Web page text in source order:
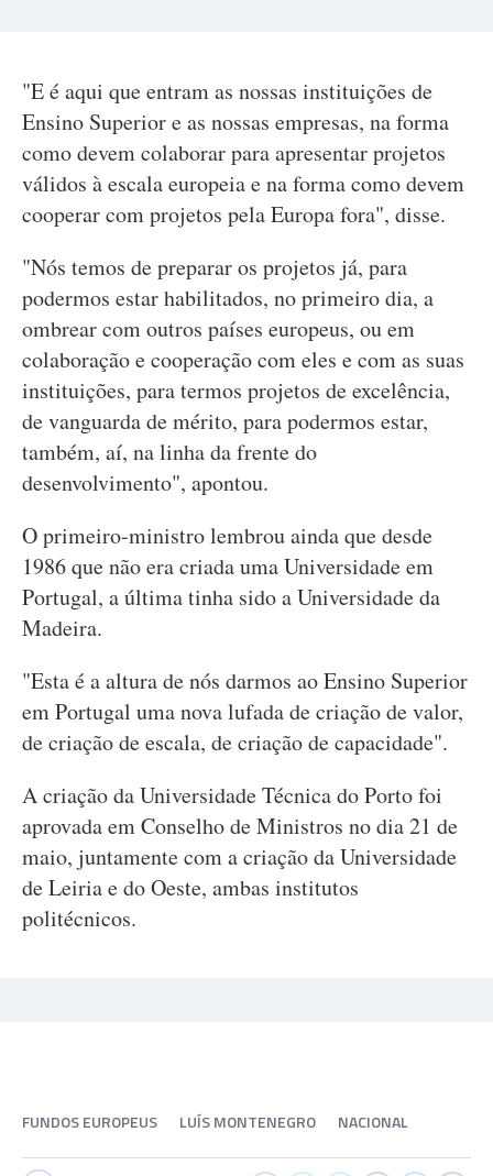
"E é aqui que entram as nossas instituições de
Ensino Superior e as nossas empresas, na forma
como devem colaborar para apresentar projetos
válidos à escala europeia e na forma como devem
cooperar com projetos pela Europa fora", disse.
"Nós temos de preparar os projetos já, para
podermos estar habilitados, no primeiro dia, a
ombrear com outros países europeus, ou em
colaboração e cooperação com eles e com as suas
instituições, para termos projetos de excelência,
de vanguarda de mérito, para podermos estar,
também, aí, na linha da frente do
desenvolvimento", apontou.
O primeiro-ministro lembrou ainda que desde
1986 que não era criada uma Universidade em
Portugal, a última tinha sido a Universidade da
Madeira.
"Esta é a altura de nós darmos ao Ensino Superior
em Portugal uma nova lufada de criação de valor,
de criação de escala, de criação de capacidade".
A criação da Universidade Técnica do Porto foi
aprovada em Conselho de Ministros no dia 21 de
maio, juntamente com a criação da Universidade
de Leiria e do Oeste, ambas institutos
politécnicos.
FUNDOS EUROPEUS LUÍS MONTENEGRO NACIONAL